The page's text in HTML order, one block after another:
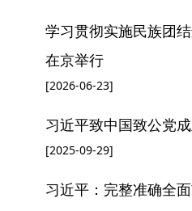
学习贯彻实施民族团
在京举行
[2026-06-23]
习近平致中国致公党
[2025-09-29]
习近平：完整准确全